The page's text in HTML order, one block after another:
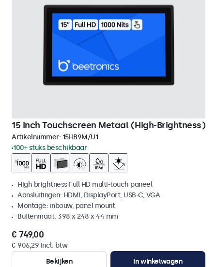
15 Inch Touchscreen Metaal (High-Brightness)
Artikelnummer: 15HB9M/U1
100+ stuks beschikbaar
High brightness Full HD multi-touch paneel
Aansluitingen: HDMI, DisplayPort, USB-C, VGA
Montage: inbouw, panel mount
Buitenmaat: 398 x 248 x 44 mm
€ 749,00
€ 906,29 incl. btw
Bekijken
In winkelwagen